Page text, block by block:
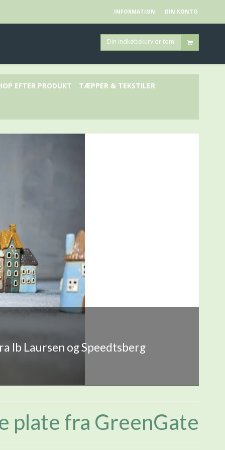
INFORMATION DIN KONTO
Din indkøbskurv er tom
EFTER PRODUKT TÆPPER & TEKSTILER
Ib Laursen og Speedtsberg
plate fra GreenGate